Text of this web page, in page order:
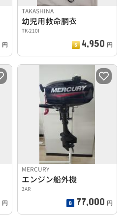
円
TAKASHINA
幼児用救命胴衣
TK-210I
4,950 円
円
MERCURY
エンジン船外機
3AR
77,000 円